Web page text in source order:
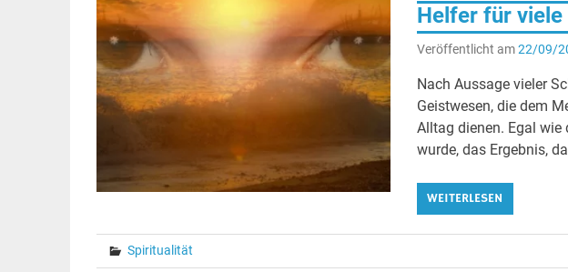
Helfer für viele
Veröffentlicht am22/09/
Nach Aussage vieler
Geistwesen, die dem
Alltag dienen. Egal
wurde, das Ergebnis,
WEITERLESEN
Spiritualität